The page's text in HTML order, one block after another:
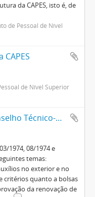
da CAPES, isto é, de
de Pessoal de Nível
de Nível Superior
Resoluções do Conselho Técnico-Administrativo (1974-1982)
1974, 08/1974 e
temas:
no exterior e no
critérios quanto a bolsas
da renovação de